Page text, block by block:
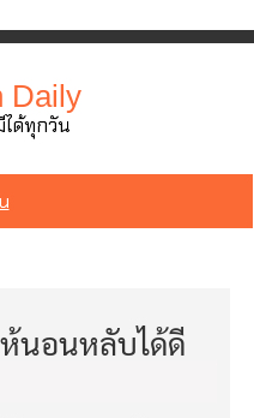
Daily
ด้ทุกวัน
นอนหลับได้ดี